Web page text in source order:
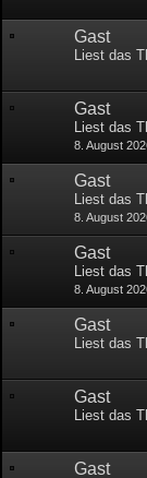
Gast
Liest das
Gast
Liest das
8. August
Gast
Liest das
8. August
Gast
Liest das
8. August
Gast
Liest das
Gast
Liest das
Gast